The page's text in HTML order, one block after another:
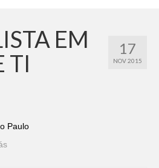
17
NOV 2015
EM
TI
Paulo